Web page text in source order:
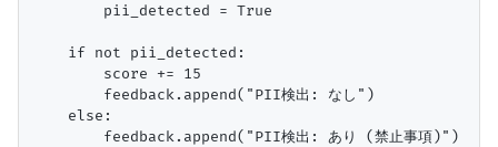
        pii_detected = True
    if not pii_detected:
        score += 15
        feedback.append("PII検出: なし")
    else:
        feedback.append("PII検出: あり (禁止事項)")